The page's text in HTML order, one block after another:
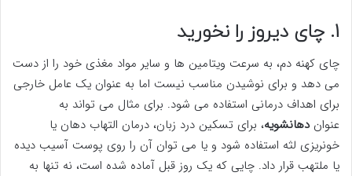
1. چای دیروز را نخورید
چای کهنه دم، به سرعت ویتامین ها و سایر مواد مغذی خود را از دست
می دهد و برای نوشیدن مناسب نیست اما به عنوان یک عامل خارجی
برای اهداف درمانی استفاده می شود. برای مثال می تواند به
عنواندهانشویه، برای تسکین درد زبان، درمان التهاب دهان یا
خونریزی لثه استفاده شود و یا می توان آن را روی پوست آسیب دیده
یا ملتهب قرار داد. چایی که یک روز قبل آماده شده است، نه تنها به